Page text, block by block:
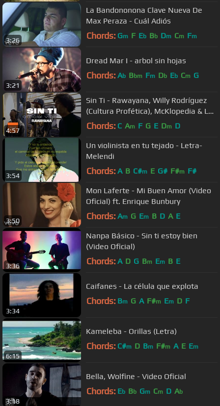
3:26
La Bandononona Clave Nueva De
Max Peraza - Cuál Adiós
Chords: Gm F Eb Bb Dm Cm Fm
3:21
Dread Mar I - arbol sin hojas
Chords: Ab Bbm Fm Db Eb Cm G
4:57
Sin Ti - Rawayana, Willy Rodríguez
(Cultura Profética), McKlopedia & La
Vida Bohème
Chords: C Am F G E Dm D
3:54
Un violinista en tu tejado - Letra-
Melendi
Chords: A B C#m E G# F#m F#
3:50
Mon Laferte - Mi Buen Amor (Video
Oficial) ft. Enrique Bunbury
Chords: Am G Em B D A E
3:36
Nanpa Básico - Sin ti estoy bien
(Video Oficial)
Chords: A D G Bm Em B E
3:34
Caifanes - La célula que explota
Chords: Bm G A F#m Em D F
6:15
Kameleba - Orillas (Letra)
Chords: C#m D Bm F#m A E Em
3:18
Bella, Wolfine - Video Oficial
Chords: Eb Bb Gm Cm D Ab